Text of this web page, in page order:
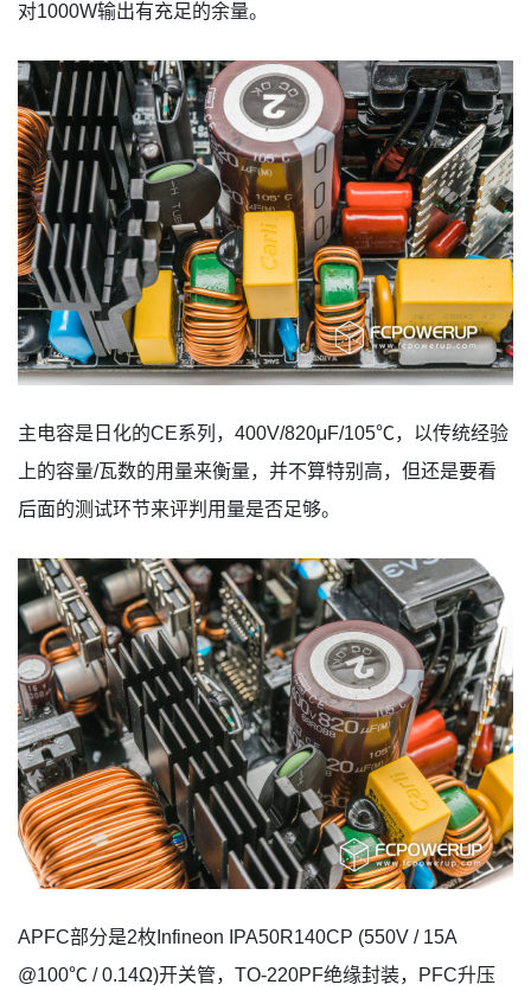
对1000W输出有充足的余量。
主电容是日化的CE系列，400V/820μF/105℃，以传统经验
上的容量/瓦数的用量来衡量，并不算特别高，但还是要看
后面的测试环节来评判用量是否足够。
APFC部分是2枚Infineon IPA50R140CP (550V / 15A
@100℃ / 0.14Ω)开关管，TO-220PF绝缘封装，PFC升压